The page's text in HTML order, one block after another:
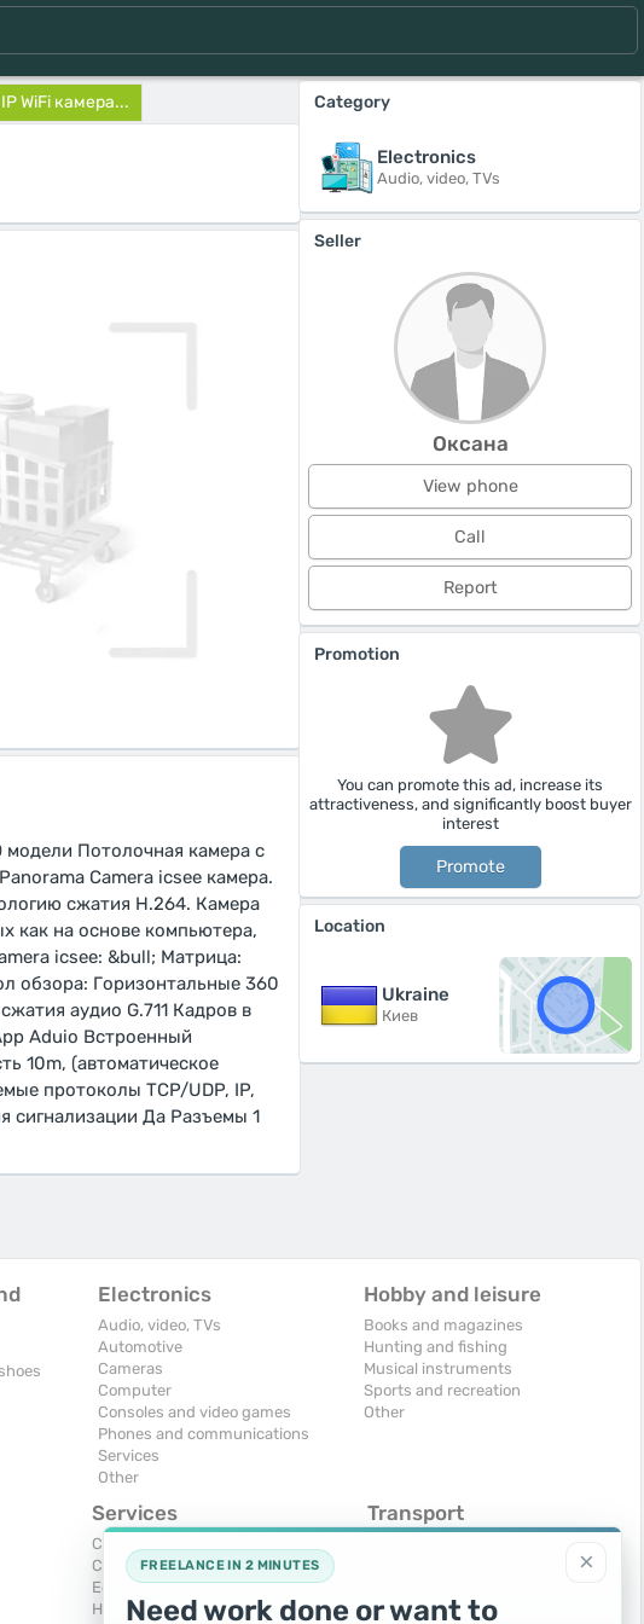
WiFi камера...
Потолочная камера с
Camera icsee камера.
сжатия H.264. Камера
как на основе компьютера,
icsee: &bull; Матрица:
обзора: Горизонтальные 360
аудио G.711 Кадров в
Aduio Встроенный
10m, (автоматическое
протоколы TCP/UDP, IP,
сигнализации Да Разъемы 1
Category
Electronics
Audio, video, TVs
Seller
Оксана
View phone
Call
Report
Promotion
You can promote this ad, increase its
attractiveness, and significantly boost buyer
interest
Promote
Location
Ukraine
Киев
Electronics
Audio, video, TVs
Automotive
Cameras
Computer
Consoles and video games
Phones and communications
Services
Other
Hobby and leisure
Books and magazines
Hunting and fishing
Musical instruments
Sports and recreation
Other
Services
Computers, Internet
Construction and repair
Education and tutoring
Holidays and events
Transport
Moto
×
FREELANCE IN 2 MINUTES
Need work done or want to